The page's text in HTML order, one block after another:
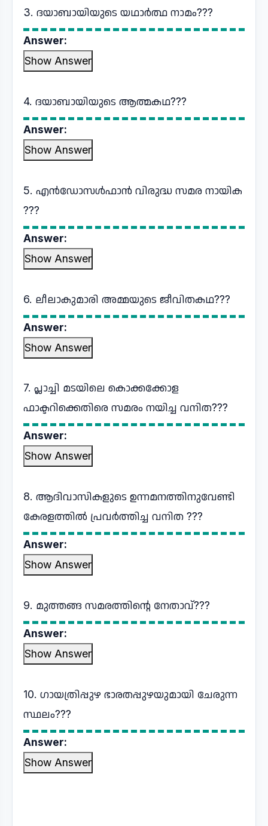
3. ദയാബായിയുടെ യഥാർത്ഥ നാമം???
Answer:
Show Answer
4. ദയാബായിയുടെ ആത്മകഥ???
Answer:
Show Answer
5. എൻഡോസൾഫാൻ വിരുദ്ധ സമര നായിക
???
Answer:
Show Answer
6. ലീലാകുമാരി അമ്മയുടെ ജീവിതകഥ???
Answer:
Show Answer
7. പ്ലാച്ചി മടയിലെ കൊക്കക്കോള
ഫാക്ടറിക്കെതിരെ സമരം നയിച്ച വനിത???
Answer:
Show Answer
8. ആദിവാസികളുടെ ഉന്നമനത്തിനുവേണ്ടി
കേരളത്തിൽ പ്രവർത്തിച്ച വനിത ???
Answer:
Show Answer
9. മുത്തങ്ങ സമരത്തിന്റെ നേതാവ്???
Answer:
Show Answer
10. ഗായത്രിപ്പുഴ ഭാരതപ്പുഴയുമായി ചേരുന്ന
സ്ഥലം???
Answer:
Show Answer